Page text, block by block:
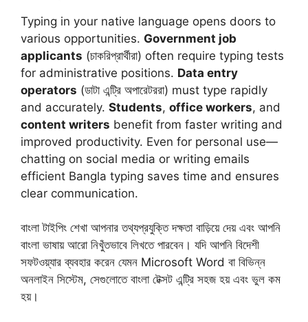
Typing in your native language opens doors to
various opportunities. Government job
applicants (চাকরিপ্রার্থীরা) often require typing tests
for administrative positions. Data entry
operators (ডাটা এন্ট্রি অপারেটররা) must type rapidly
and accurately. Students, office workers, and
content writers benefit from faster writing and
improved productivity. Even for personal use—
chatting on social media or writing emails
efficient Bangla typing saves time and ensures
clear communication.
বাংলা টাইপিং শেখা আপনার তথ্যপ্রযুক্তি দক্ষতা বাড়িয়ে দেয় এবং আপনি
বাংলা ভাষায় আরো নিখুঁতভাবে লিখতে পারবেন। যদি আপনি বিদেশী
সফটওয়্যার ব্যবহার করেন যেমন Microsoft Word বা বিভিন্ন
অনলাইন সিস্টেম, সেগুলোতে বাংলা টেক্সট এন্ট্রি সহজ হয় এবং ভুল কম
হয়।